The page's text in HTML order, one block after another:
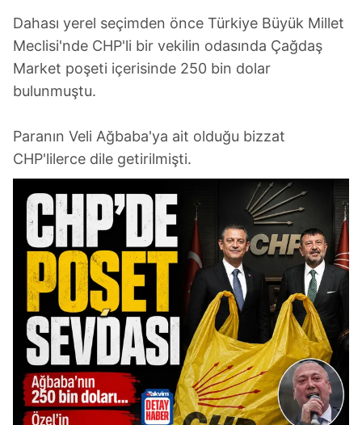
Dahası yerel seçimden önce Türkiye Büyük Millet
Meclisi'nde CHP'li bir vekilin odasında Çağdaş
Market poşeti içerisinde 250 bin dolar
bulunmuştu.
Paranın Veli Ağbaba'ya ait olduğu bizzat
CHP'lilerce dile getirilmişti.